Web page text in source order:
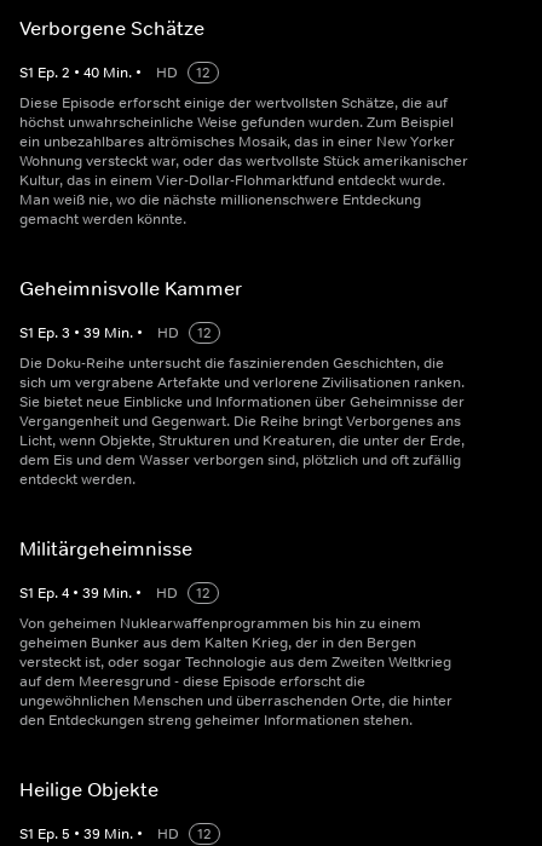
Verborgene Schätze
S1 Ep.2 • 40 Min. • HD
12
Diese Episode erforscht einige der wertvollsten Schätze, die auf
höchst unwahrscheinliche Weise gefunden wurden. Zum Beispiel
ein unbezahlbares altrömisches Mosaik, das in einer New Yorker
Wohnung versteckt war, oder das wertvollste Stück amerikanischer
Kultur, das in einem Vier-Dollar-Flohmarktfund entdeckt wurde.
Man weiß nie, wo die nächste millionenschwere Entdeckung
gemacht werden könnte.
Geheimnisvolle Kammer
S1 Ep.3 • 39 Min. • HD
12
Die Doku-Reihe untersucht die faszinierenden Geschichten, die
sich um vergrabene Artefakte und verlorene Zivilisationen ranken.
Sie bietet neue Einblicke und Informationen über Geheimnisse der
Vergangenheit und Gegenwart. Die Reihe bringt Verborgenes ans
Licht, wenn Objekte, Strukturen und Kreaturen, die unter der Erde,
dem Eis und dem Wasser verborgen sind, plötzlich und oft zufällig
entdeckt werden.
Militärgeheimnisse
S1 Ep.4 • 39 Min. • HD
12
Von geheimen Nuklearwaffenprogrammen bis hin zu einem
geheimen Bunker aus dem Kalten Krieg, der in den Bergen
versteckt ist, oder sogar Technologie aus dem Zweiten Weltkrieg
auf dem Meeresgrund - diese Episode erforscht die
ungewöhnlichen Menschen und überraschenden Orte, die hinter
den Entdeckungen streng geheimer Informationen stehen.
Heilige Objekte
S1 Ep.5 • 39 Min. • HD
12